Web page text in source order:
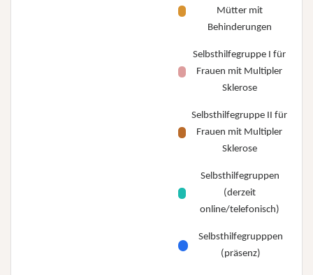
Mütter mit
Behinderungen
Selbsthilfegruppe I für
Frauen mit Multipler
Sklerose
Selbsthilfegruppe II für
Frauen mit Multipler
Sklerose
Selbsthilfegruppen
(derzeit
online/telefonisch)
Selbsthilfegrupppen
(präsenz)